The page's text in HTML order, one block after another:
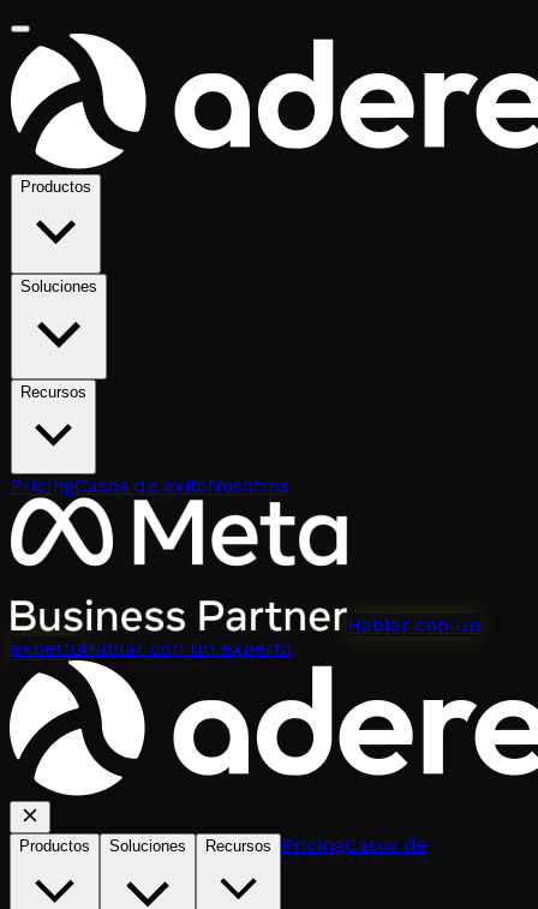
Productos
Soluciones
Recursos
PricingCasos de éxitoNosotros
Hablar con un
expertoHablar con un experto
Productos Soluciones Recursos PricingCasos de